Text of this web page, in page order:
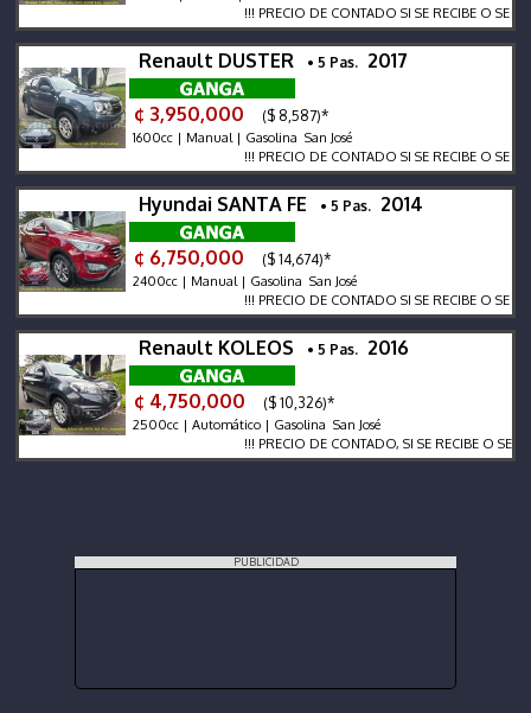
!!! PRECIO DE CONTADO SI SE RECIBE O SE
Renault DUSTER • 5 Pas. 2017
¢ 3,950,000 ($ 8,587)*
1600cc | Manual | Gasolina San José
!!! PRECIO DE CONTADO SI SE RECIBE O SE
Hyundai SANTA FE • 5 Pas. 2014
¢ 6,750,000 ($ 14,674)*
2400cc | Manual | Gasolina San José
!!! PRECIO DE CONTADO SI SE RECIBE O SE
Renault KOLEOS • 5 Pas. 2016
¢ 4,750,000 ($ 10,326)*
2500cc | Automático | Gasolina San José
!!! PRECIO DE CONTADO, SI SE RECIBE O SE
PUBLICIDAD